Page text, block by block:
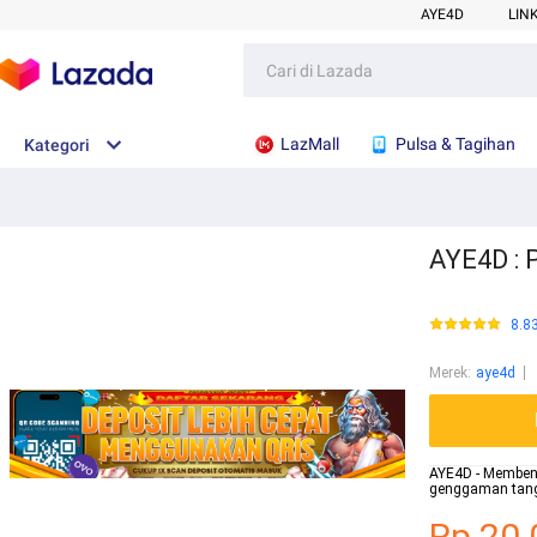
AYE4D
Kategori LazMall Pulsa & Tagihan
AYE4D :
Merek: aye4d
AYE4D -
genggaman